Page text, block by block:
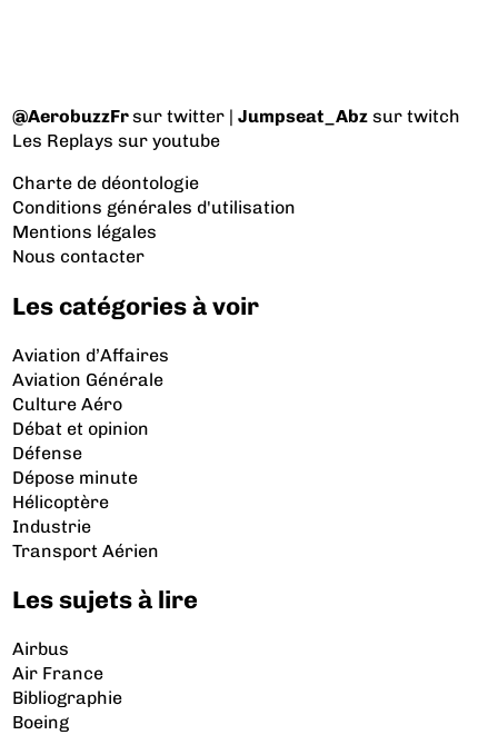
@AerobuzzFrsur twitter |Jumpseat_Abz sur twitch
Les Replays sur youtube
Charte de déontologie
Conditions générales d'utilisation
Mentions légales
Nous contacter
Les catégories à voir
Aviation d’Affaires
Aviation Générale
Culture Aéro
Débat et opinion
Défense
Dépose minute
Hélicoptère
Industrie
Transport Aérien
Les sujets à lire
Airbus
Air France
Bibliographie
Boeing